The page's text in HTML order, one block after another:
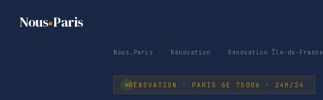
Nous Paris
Nous.Paris Rénovation Rénovation Île-de-France
RÉNOVATION · PARIS 6E 75006 · 24H/24